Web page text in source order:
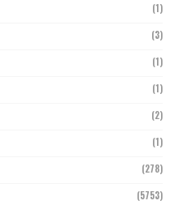
(1)
(3)
(1)
(1)
(2)
(1)
(278)
(5753)